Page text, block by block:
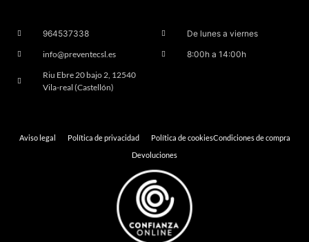
964537338
info@preventecsl.es
Riu Ebre 20 bajo 2, 12540
Vila-real (Castellón)
De lunes a viernes
8:00h a 14:00h
Aviso legal Política de privacidad Política de cookiesCondiciones de compra
Devoluciones